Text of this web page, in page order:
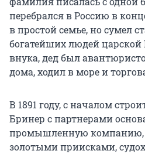
перебрался в Россию в
в простой семье, но сумел
богатейших людей царской
внука, дед был
дома, ходил в море и
В 1891 году, с началом
Бринер с партнерами
промышленную компанию,
золотыми приисками,